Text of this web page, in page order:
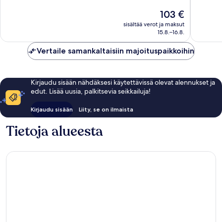
Hinta
on
103 €
103 €
sisältää verot ja maksut
15.8.–16.8.
Vertaile samankaltaisiin majoituspaikkoihin
Kirjaudu sisään nähdäksesi käytettävissä olevat alennukset ja
edut. Lisää uusia, palkitsevia seikkailuja!
Kirjaudu sisään Liity, se on ilmaista
Tietoja alueesta